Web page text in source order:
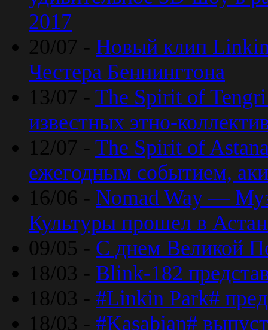
2017
20/07 - Новый клип Linkin
Честера Беннингтона
13/07 - The Spirit of Tengri
известных этно-
12/07 - The Spirit of
ежегодным событием,
16/06 - Nomad Way —
Культуры прошел в
09/05 - С днем Великой
18/03 - Blink-182
18/03 - #Linkin Park#
18/03 - #Kasabian#